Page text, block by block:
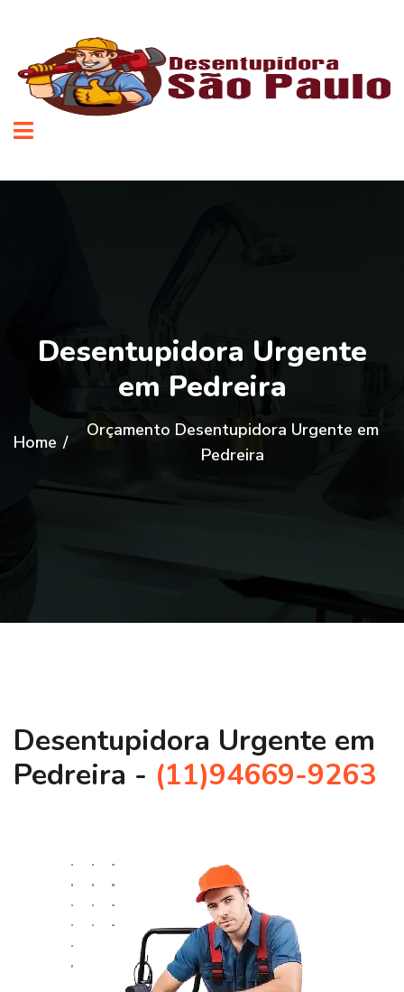
Desentupidora Urgente
em Pedreira
Home /
Orçamento Desentupidora Urgente em
Pedreira
Desentupidora Urgente em
Pedreira - (11)94669-9263